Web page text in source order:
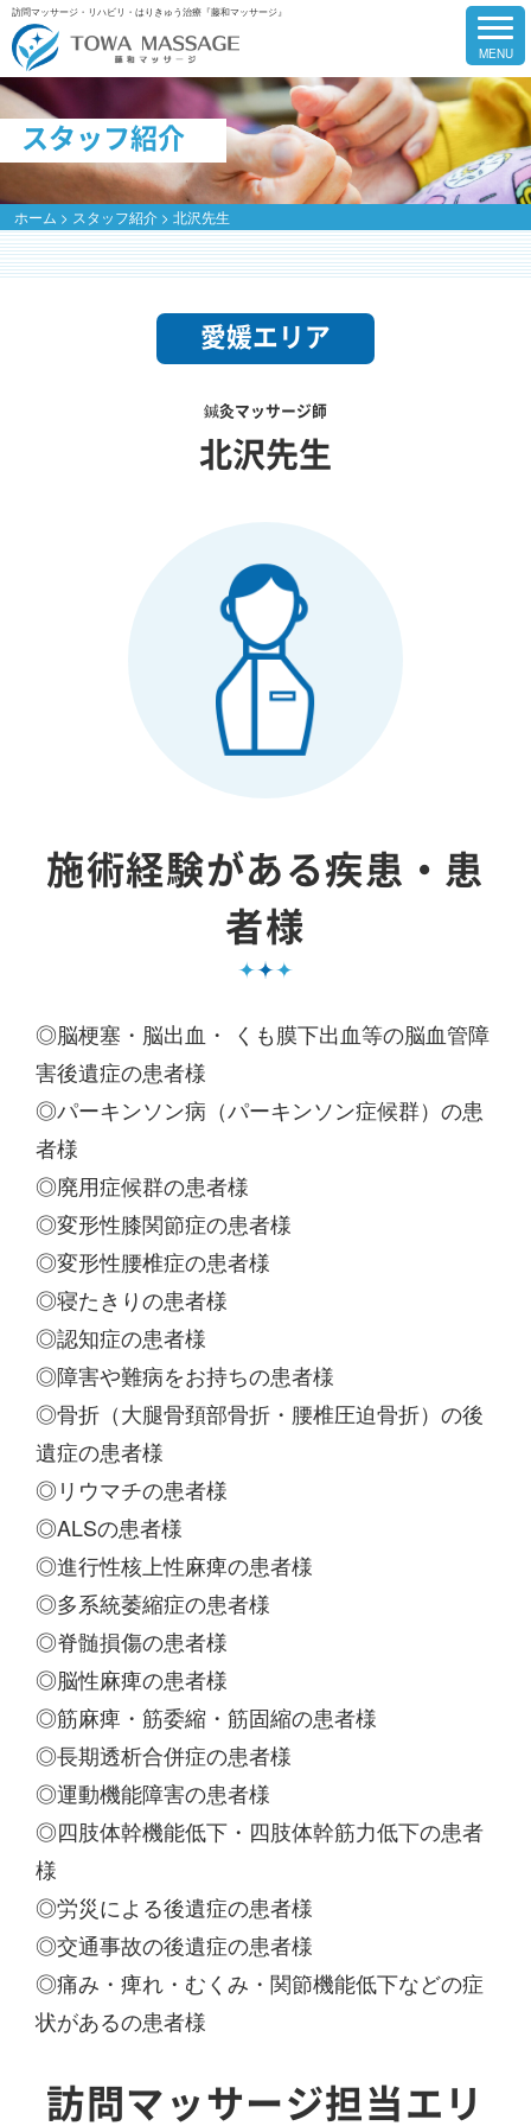
訪問マッサージ・リハビリ・はりきゅう治療『藤和マッサージ』
スタッフ紹介
ホーム > スタッフ紹介> 北沢先生
愛媛エリア
鍼灸マッサージ師
北沢先生
施術経験がある疾患・患
者様
◎脳梗塞・脳出血・ くも膜下出血等の脳血管障
害後遺症の患者様
◎パーキンソン病（パーキンソン症候群）の患
者様
◎廃用症候群の患者様
◎変形性膝関節症の患者様
◎変形性腰椎症の患者様
◎寝たきりの患者様
◎認知症の患者様
◎障害や難病をお持ちの患者様
◎骨折（大腿骨頚部骨折・腰椎圧迫骨折）の後
遺症の患者様
◎リウマチの患者様
◎ALSの患者様
◎進行性核上性麻痺の患者様
◎多系統萎縮症の患者様
◎脊髄損傷の患者様
◎脳性麻痺の患者様
◎筋麻痺・筋委縮・筋固縮の患者様
◎長期透析合併症の患者様
◎運動機能障害の患者様
◎四肢体幹機能低下・四肢体幹筋力低下の患者
様
◎労災による後遺症の患者様
◎交通事故の後遺症の患者様
◎痛み・痺れ・むくみ・関節機能低下などの症
状があるの患者様
訪問マッサージ担当エリ